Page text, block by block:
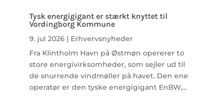
Tysk energigigant er stærkt knyttet til
Vordingborg Kommune
9. jul 2026 | Erhvervsnyheder
Fra Klintholm Havn på Østmøn opererer to
store energivirksomheder, som sejler ud til
de snurrende vindmøller på havet. Den ene
operatør er den tyske energigigant EnBW,...